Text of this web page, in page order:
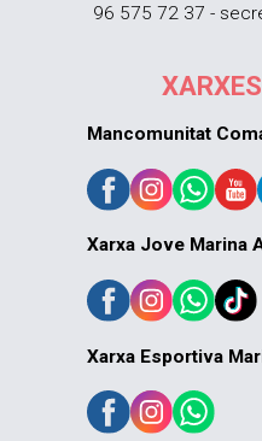
96 575 72 37 -
Mancomunitat
Xarxa Jove Marina
Xarxa Esportiva